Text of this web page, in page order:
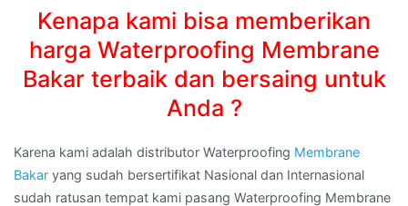
Kenapa kami bisa memberikan
harga Waterproofing Membrane
Bakar terbaik dan bersaing untuk
Anda ?
Karena kami adalah distributor Waterproofing Membrane
Bakar yang sudah bersertifikat Nasional dan Internasional
sudah ratusan tempat kami pasang Waterproofing Membrane